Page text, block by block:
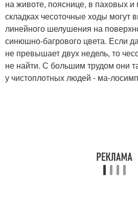
на животе, пояснице, в паховых
складках чесоточные ходы могут
линейного шелушения на
синюшно-багрового цвета. Если
не превышает двух недель, то
не найти. С большим трудом они
у чистоплотных людей - ма-